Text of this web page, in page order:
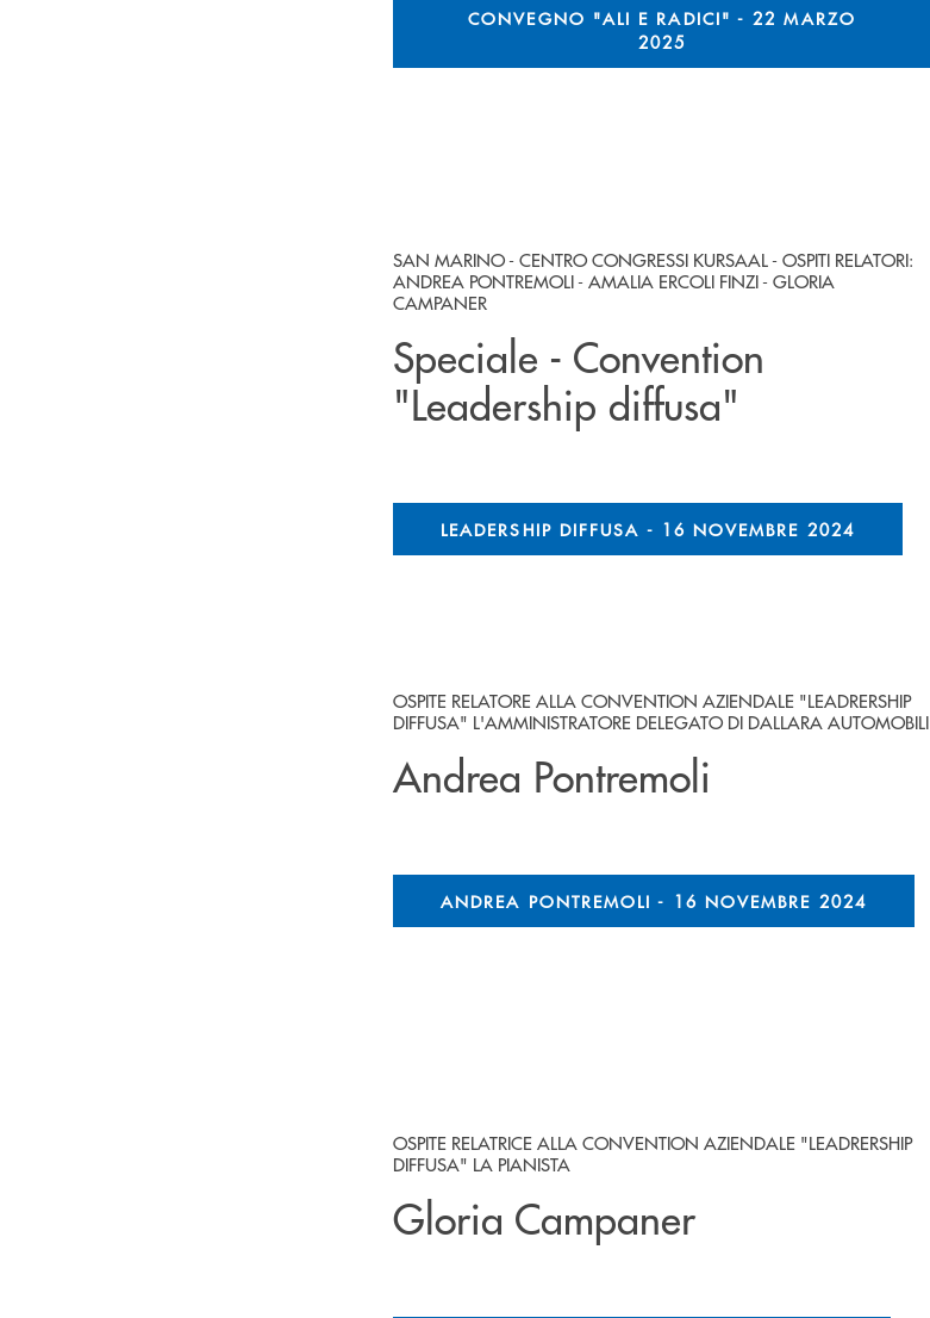
CONVEGNO "ALI E RADICI" - 22 MARZO
2025
SAN MARINO - CENTRO CONGRESSI KURSAAL - OSPITI RELATORI:
ANDREA PONTREMOLI - AMALIA ERCOLI FINZI - GLORIA
CAMPANER
Speciale - Convention
"Leadership diffusa"
LEADERSHIP DIFFUSA - 16 NOVEMBRE 2024
OSPITE RELATORE ALLA CONVENTION AZIENDALE "LEADRERSHIP
DIFFUSA" L'AMMINISTRATORE DELEGATO DI DALLARA AUTOMOBILI
Andrea Pontremoli
ANDREA PONTREMOLI - 16 NOVEMBRE 2024
OSPITE RELATRICE ALLA CONVENTION AZIENDALE "LEADRERSHIP
DIFFUSA" LA PIANISTA
Gloria Campaner